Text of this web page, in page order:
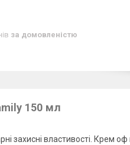
за домовленістю
150 мл
захисні властивості. Крем